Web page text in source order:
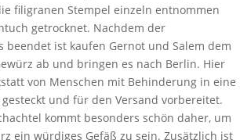
filigranen Stempel einzeln entnommen
getrocknet. Nachdem der
beendet ist kaufen Gernot und Salem dem
ab und bringen es nach Berlin. Hier
von Menschen mit Behinderung in eine
und für den Versand vorbereitet.
kommt besonders schön daher, um
ein würdiges Gefäß zu sein. Zusätzlich ist